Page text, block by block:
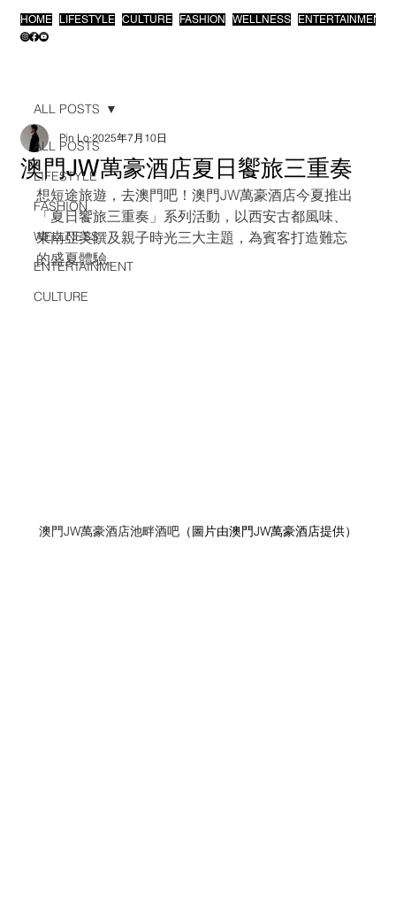
HOME LIFESTYLE CULTURE FASHION WELLNESS ENTERTAINMENT
ALL POSTS
LIFESTYLE
FASHION
WELLNESS
ENTERTAINMENT
CULTURE
ALL POSTS
澳門JW萬豪酒店夏日饗旅三重奏
Pin Lo 2025年7月10日
想短途旅遊，去澳門吧！澳門JW萬豪酒店今夏推出
「夏日饗旅三重奏」系列活動，以西安古都風味、
東南亞美饌及親子時光三大主題，為賓客打造難忘
的盛夏體驗。
澳門JW萬豪酒店池畔酒吧 （圖片由澳門JW萬豪酒店提供）